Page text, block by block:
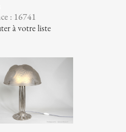
: 16741
à votre liste